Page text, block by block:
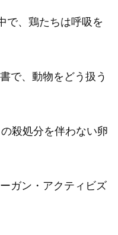
で、鶏たちは呼吸を
で、動物をどう扱う
殺処分を伴わない卵
ガン・アクティビズ